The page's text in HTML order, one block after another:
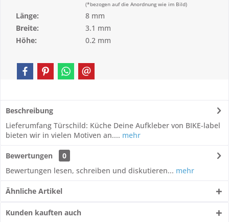
(*bezogen auf die Anordnung wie im Bild)
Länge:
8 mm
Breite:
3.1 mm
Höhe:
0.2 mm
Beschreibung
Lieferumfang Türschild: Küche Deine Aufkleber von BIKE-label
bieten wir in vielen Motiven an.... mehr
Bewertungen
0
Bewertungen lesen, schreiben und diskutieren... mehr
Ähnliche Artikel
Kunden kauften auch